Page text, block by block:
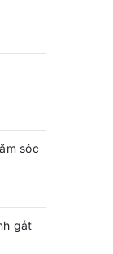
sóc
gắt